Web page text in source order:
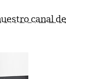
canal de